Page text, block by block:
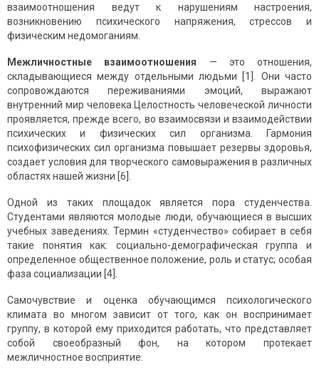
взаимоотношения ведут к нарушениям настроения,
возникновению психического напряжения, стрессов и
физическим недомоганиям.
Межличностные взаимоотношения — это отношения,
складывающиеся между отдельными людьми [1]. Они часто
сопровождаются переживаниями эмоций, выражают
внутренний мир человека.Целостность человеческой личности
проявляется, прежде всего, во взаимосвязи и взаимодействии
психических и физических сил организма. Гармония
психофизических сил организма повышает резервы здоровья,
создает условия для творческого самовыражения в различных
областях нашей жизни [6].
Одной из таких площадок является пора студенчества.
Студентами являются молодые люди, обучающиеся в высших
учебных заведениях. Термин «студенчество» собирает в себя
такие понятия как: социально-демографическая группа и
определенное общественное положение, роль и статус; особая
фаза социализации [4].
Самочувствие и оценка обучающимся психологического
климата во многом зависит от того, как он воспринимает
группу, в которой ему приходится работать, что представляет
собой своеобразный фон, на котором протекает
межличностное восприятие.